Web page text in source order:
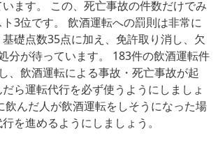
ます。 この、死亡事故の件数だけでみ
3位です。 飲酒運転への罰則は非常に
礎点数35点に加え、免許取り消し、欠
分が待っています。 183件の飲酒運転件
、飲酒運転による事故・死亡事故が起
ら運転代行を必ず使うようにしましょ
飲んだ人が飲酒運転をしそうになった場
を進めるようにしましょう。